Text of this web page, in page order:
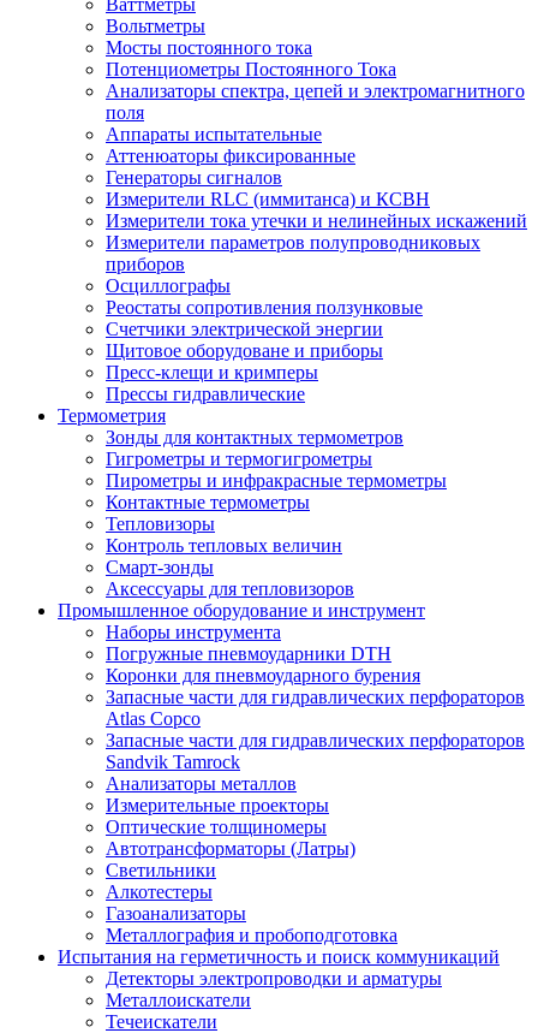
Ваттметры
Вольтметры
Мосты постоянного тока
Потенциометры Постоянного Тока
Анализаторы спектра, цепей и электромагнитного
поля
Аппараты испытательные
Аттенюаторы фиксированные
Генераторы сигналов
Измерители RLC (иммитанса) и КСВН
Измерители тока утечки и нелинейных искажений
Измерители параметров полупроводниковых
приборов
Осциллографы
Реостаты сопротивления ползунковые
Счетчики электрической энергии
Щитовое оборудоване и приборы
Пресс-клещи и кримперы
Прессы гидравлические
Термометрия
Зонды для контактных термометров
Гигрометры и термогигрометры
Пирометры и инфракрасные термометры
Контактные термометры
Тепловизоры
Контроль тепловых величин
Смарт-зонды
Аксессуары для тепловизоров
Промышленное оборудование и инструмент
Наборы инструмента
Погружные пневмоударники DTH
Коронки для пневмоударного бурения
Запасные части для гидравлических перфораторов
Atlas Copco
Запасные части для гидравлических перфораторов
Sandvik Tamrock
Анализаторы металлов
Измерительные проекторы
Оптические толщиномеры
Автотрансформаторы (Латры)
Светильники
Алкотестеры
Газоанализаторы
Металлография и пробоподготовка
Испытания на герметичность и поиск коммуникаций
Детекторы электропроводки и арматуры
Металлоискатели
Течеискатели